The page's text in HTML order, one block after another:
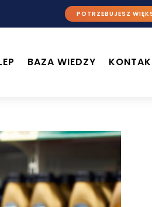
POTRZEBUJESZ
BAZA WIEDZY